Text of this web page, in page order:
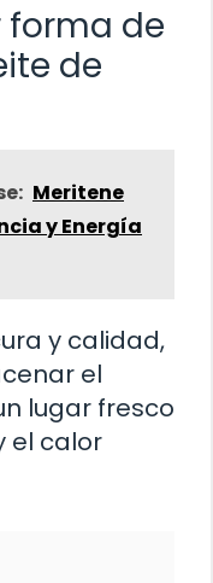
forma de
de
Meritene
y Energía
y calidad,
el
lugar fresco
el calor